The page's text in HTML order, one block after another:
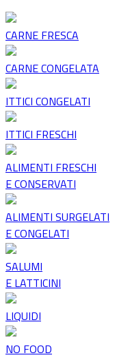
CARNE FRESCA
CARNE CONGELATA
ITTICI CONGELATI
ITTICI FRESCHI
ALIMENTI FRESCHI
E CONSERVATI
ALIMENTI SURGELATI
E CONGELATI
SALUMI
E LATTICINI
LIQUIDI
NO FOOD